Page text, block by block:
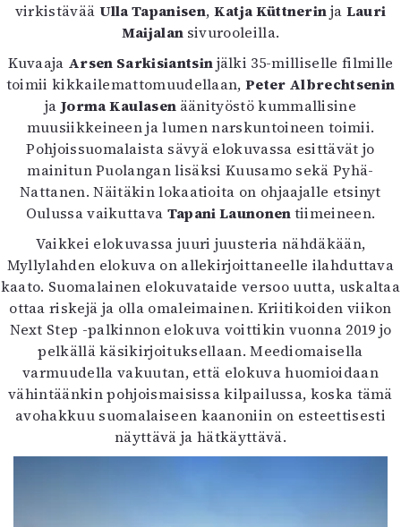
virkistävää Ulla Tapanisen, Katja Küttnerinja Lauri
Maijalan sivurooleilla.
Kuvaaja Arsen Sarkisiantsinjälki 35-milliselle filmille
toimii kikkailemattomuudellaan,Peter Albrechtsenin
ja Jorma Kaulasen äänityöstö kummallisine
muusiikkeineen ja lumen narskuntoineen toimii.
Pohjoissuomalaista sävyä elokuvassa esittävät jo
mainitun Puolangan lisäksi Kuusamo sekä Pyhä-
Nattanen. Näitäkin lokaatioita on ohjaajalle etsinyt
Oulussa vaikuttava Tapani Launonentiimeineen.
Vaikkei elokuvassa juuri juusteria nähdäkään,
Myllylahden elokuva on allekirjoittaneelle ilahduttava
kaato. Suomalainen elokuvataide versoo uutta, uskaltaa
ottaa riskejä ja olla omaleimainen. Kriitikoiden viikon
Next Step -palkinnon elokuva voittikin vuonna 2019 jo
pelkällä käsikirjoituksellaan. Meediomaisella
varmuudella vakuutan, että elokuva huomioidaan
vähintäänkin pohjoismaisissa kilpailussa, koska tämä
avohakkuu suomalaiseen kaanoniin on esteettisesti
näyttävä ja hätkäyttävä.